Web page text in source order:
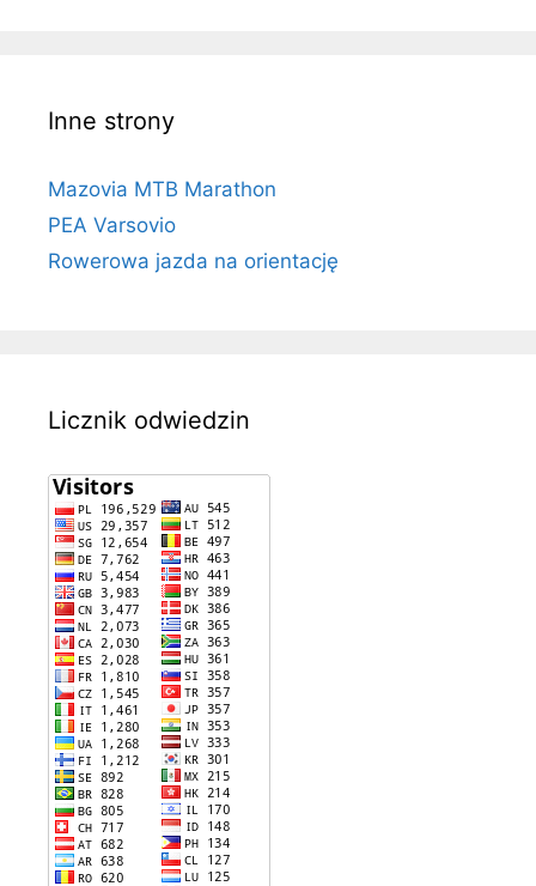
Inne strony
Mazovia MTB Marathon
PEA Varsovio
Rowerowa jazda na orientację
Licznik odwiedzin